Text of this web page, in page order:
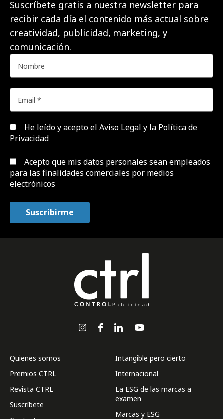
Suscríbete gratis a nuestra newsletter para
recibir cada día el contenido más actual sobre
creatividad, publicidad, marketing, y
comunicación.
He leído y acepto el Aviso Legal y la Política de
Privacidad
Acepto que mis datos personales sean empleados
para las finalidades comerciales por medios
electrónicos
Quienes somos
Premios CTRL
Revista CTRL
Suscríbete
Intangible pero cierto
Internacional
La ESG de las marcas a
examen
Marcas y ESG